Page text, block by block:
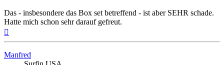
Das - insbesondere das Box set betreffend - ist aber SEHR schade.
Hatte mich schon sehr darauf gefreut.
Manfred